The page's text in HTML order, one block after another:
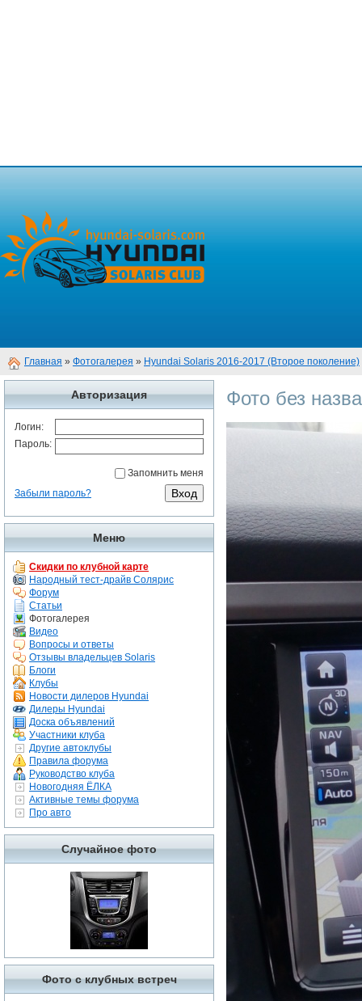
Главная » Фотогалерея » Hyundai Solaris 2016-2017 (Второе поколение)
Авторизация
Логин:
Пароль:
Запомнить меня
Забыли пароль?
Меню
Скидки по клубной карте
Народный тест-драйв Солярис
Форум
Статьи
Фотогалерея
Видео
Вопросы и ответы
Отзывы владельцев Solaris
Блоги
Клубы
Новости дилеров Hyundai
Дилеры Hyundai
Доска объявлений
Участники клуба
Другие автоклубы
Правила форума
Руководство клуба
Новогодняя ЁЛКА
Активные темы форума
Про авто
Случайное фото
Фото с клубных встреч
Фото без